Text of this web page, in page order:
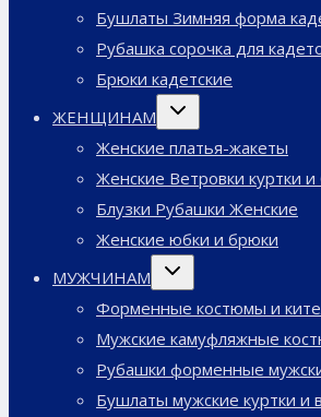
Бушлаты Зимняя форма
Рубашка сорочка для
Брюки кадетские
ЖЕНЩИНАМ
Переключить
Женские платья-жакеты
Женские Ветровки куртки
Блузки Рубашки Женские
Женские юбки и брюки
МУЖЧИНАМ
Переключить
Форменные костюмы и
Мужские камуфляжные
Рубашки форменные
Бушлаты мужские куртки и